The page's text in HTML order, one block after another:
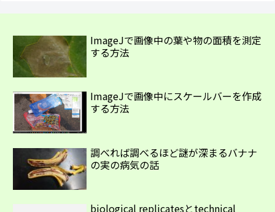
ImageJで画像中の葉や物の面積を測定
する方法
ImageJで画像中にスケールバーを作成
する方法
調べれば調べるほど謎が深まるバナナ
の実の病気の話
biological replicatesとtechnical